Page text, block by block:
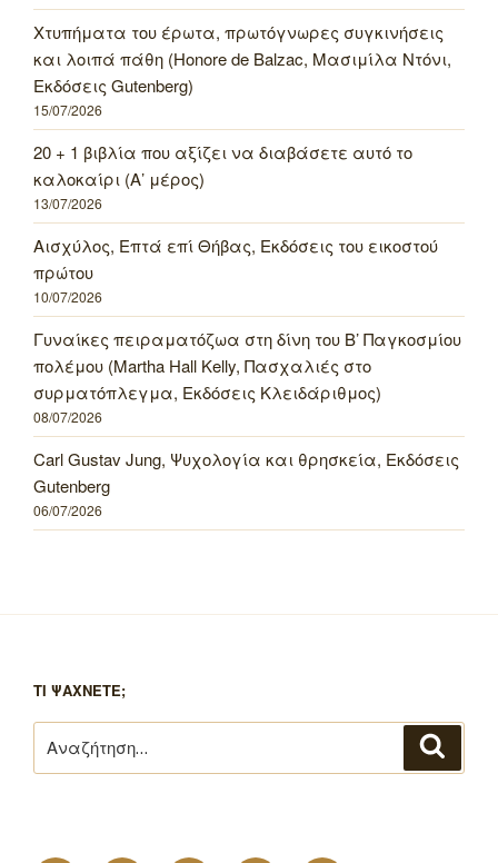
Χτυπήματα του έρωτα, πρωτόγνωρες συγκινήσεις
και λοιπά πάθη (Honore de Balzac, Μασιμίλα Ντόνι,
Εκδόσεις Gutenberg)
15/07/2026
20 + 1 βιβλία που αξίζει να διαβάσετε αυτό το
καλοκαίρι (Α’ μέρος)
13/07/2026
Αισχύλος, Επτά επί Θήβας, Εκδόσεις του εικοστού
πρώτου
10/07/2026
Γυναίκες πειραματόζωα στη δίνη του Β’ Παγκοσμίου
πολέμου (Martha Hall Kelly, Πασχαλιές στο
συρματόπλεγμα, Εκδόσεις Κλειδάριθμος)
08/07/2026
Carl Gustav Jung, Ψυχολογία και θρησκεία, Εκδόσεις
Gutenberg
06/07/2026
ΤΙ ΨΑΧΝΕΤΕ;
για: